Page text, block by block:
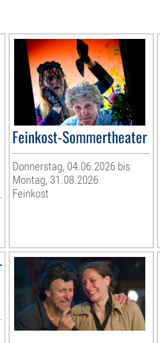
Feinkost-Sommertheater
Donnerstag, 04.06.2026 bis
Montag, 31.08.2026
Feinkost